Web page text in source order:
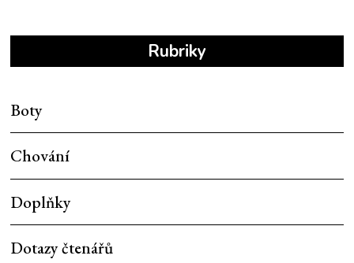
Rubriky
Boty
Chování
Doplňky
Dotazy čtenářů